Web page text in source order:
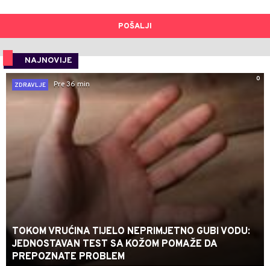
POŠALJI
NAJNOVIJE
0
ZDRAVLJE
Pre 36 min
TOKOM VRUĆINA TIJELO NEPRIMJETNO GUBI VODU:
JEDNOSTAVAN TEST SA KOŽOM POMAŽE DA
PREPOZNATE PROBLEM